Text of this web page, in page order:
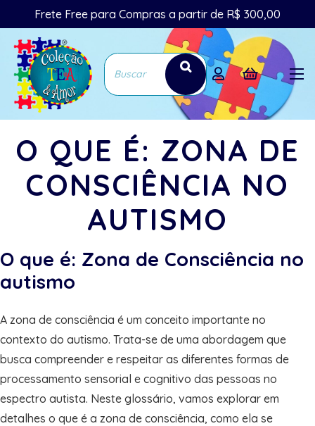
Frete Free para Compras a partir de R$ 300,00
O QUE É: ZONA DE
CONSCIÊNCIA NO
AUTISMO
O que é: Zona de Consciência no
autismo
A zona de consciência é um conceito importante no
contexto do autismo. Trata-se de uma abordagem que
busca compreender e respeitar as diferentes formas de
processamento sensorial e cognitivo das pessoas no
espectro autista. Neste glossário, vamos explorar em
detalhes o que é a zona de consciência, como ela se